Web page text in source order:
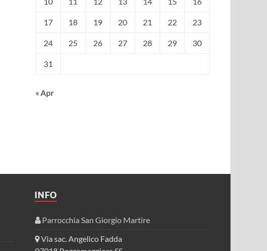
17 18 19 20 21 22 23
24 25 26 27 28 29 30
31
« Apr
INFO
Parrocchia San Giorgio Martire
Via sac. Angelico Fadda